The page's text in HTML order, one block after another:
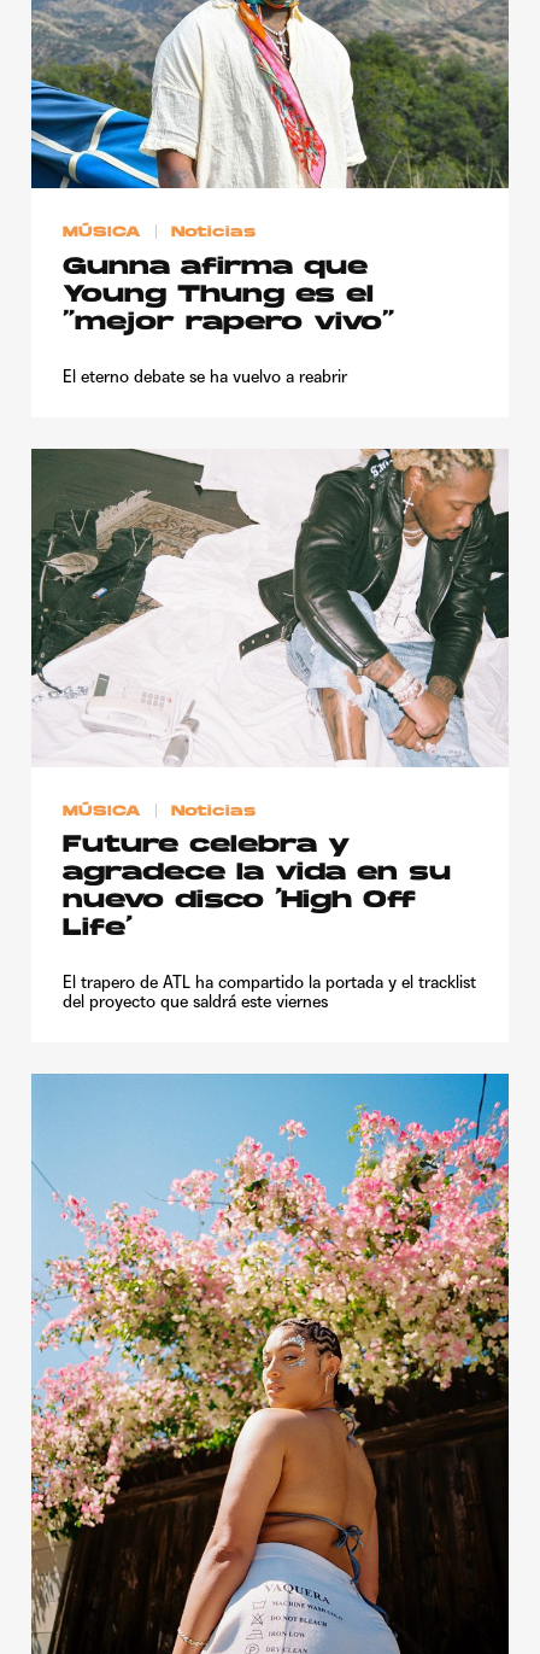
MÚSICA Noticias
Gunna afirma que
Young Thung es el
“mejor rapero vivo”
El eterno debate se ha vuelvo a reabrir
MÚSICA Noticias
Future celebra y
agradece la vida en su
nuevo disco ‘High Off
Life’
El trapero de ATL ha compartido la portada y el tracklist
del proyecto que saldrá este viernes